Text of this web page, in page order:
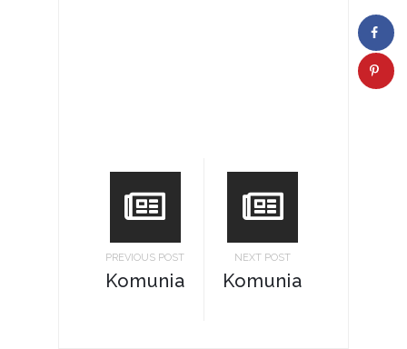
PREVIOUS POST
Komunia
NEXT POST
Komunia_Swieta-